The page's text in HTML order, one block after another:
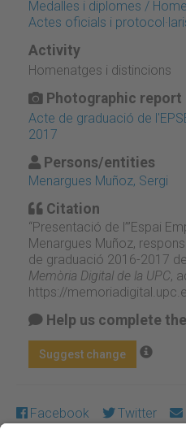
Medalles i diplomes /
Actes oficials i
Activity
Homenatges i distincions
Photographic report
Acte de graduació de
2017
Persons/entities
Menargues Muñoz, Sergi
Citation
“Presentació de l’”Espai
Menargues Muñoz,
de graduació 2016-2017 de
Memòria Digital de la UPC,
https://
Help us complete
Suggest change
Facebook Twitter